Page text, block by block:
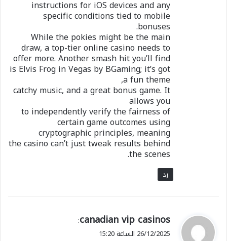
instructions for iOS devices and any
specific conditions tied to mobile
bonuses.
While the pokies might be the main
draw, a top-tier online casino needs to
offer more. Another smash hit you’ll find
is Elvis Frog in Vegas by BGaming; it’s got
a fun theme,
catchy music, and a great bonus game. It
allows you
to independently verify the fairness of
certain game outcomes using
cryptographic principles, meaning
the casino can’t just tweak results behind
the scenes.
رد
ي
ق
canadian vip casinos
:
26/12/2025 الساعة 15:20